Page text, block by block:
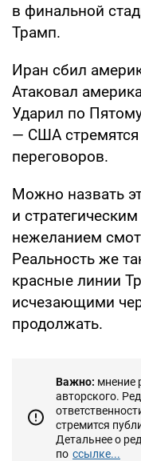
в финальной
Трамп.
Иран сбил
Атаковал
Ударил по
— США стремятся
переговоров.
Можно назвать
и
нежеланием
Реальность же
красные линии
исчезающими
продолжать.
Важно: мнение
авторского.
стремится
Детальнее о
по ссылке...